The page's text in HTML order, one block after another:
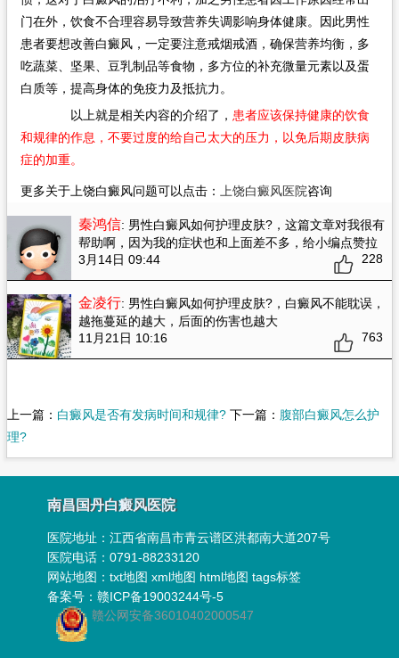
门在外，饮食不合理容易导致营养失调影响身体健康。因此男性
患者要想改善白癜风，一定要注意戒烟戒酒，确保营养均衡，多
吃蔬菜、坚果、豆乳制品等食物，多方位的补充微量元素以及蛋
白质等，提高身体的免疫力及抵抗力。
以上就是相关内容的介绍了， 患者应该保持健康的饮食
和规律的作息，不要过度的给自己太大的压力，以免后期皮肤病
症的加重。
更多关于上饶白癜风问题可以点击： 上饶白癜风医院咨询
秦鸿信: 男性白癜风如何护理皮肤?，这篇文章对我很有
帮助啊，因为我的症状也和上面差不多，给小编点赞拉
3月14日 09:44
228
金凌行: 男性白癜风如何护理皮肤?，白癜风不能耽误，
越拖蔓延的越大，后面的伤害也越大
11月21日 10:16
763
上一篇： 白癜风是否有发病时间和规律?下一篇： 腹部白癜风怎么护
理?
南昌国丹白癜风医院
医院地址：江西省南昌市青云谱区洪都南大道207号
医院电话：0791-88233120
网站地图：txt地图 xml地图 html地图 tags标签
备案号：赣ICP备19003244号-5
赣公网安备36010402000547